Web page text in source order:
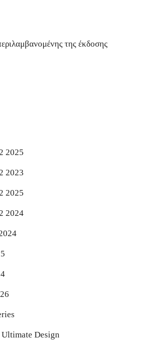
της έκδοσης
2025
2023
2025
2024
Design